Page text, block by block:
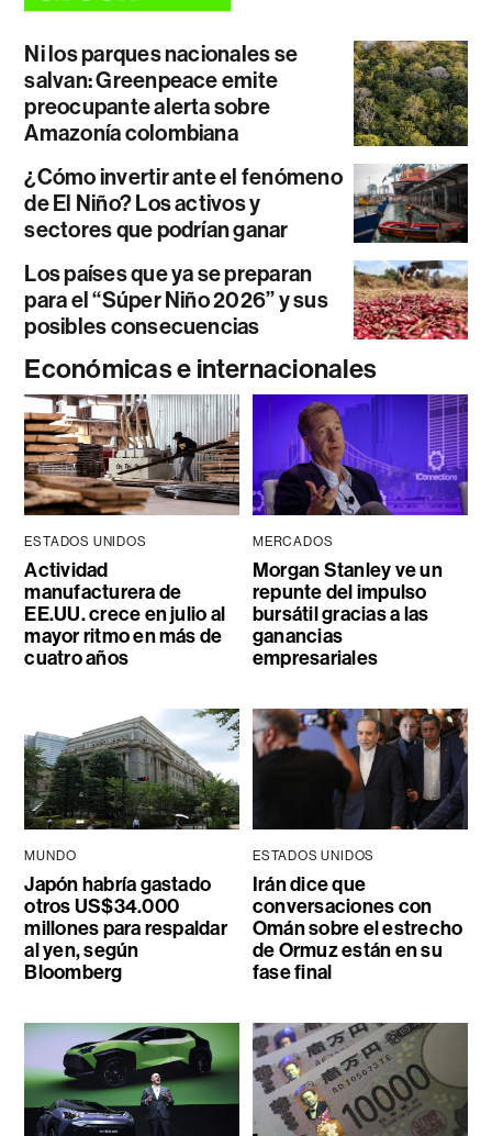
Ni los parques nacionales se
salvan: Greenpeace emite
preocupante alerta sobre
Amazonía colombiana
¿Cómo invertir ante el fenómeno
de El Niño? Los activos y
sectores que podrían ganar
Los países que ya se preparan
para el “Súper Niño 2026” y sus
posibles consecuencias
Económicas e internacionales
ESTADOS UNIDOS
Actividad
manufacturera de
EE.UU. crece en julio al
mayor ritmo en más de
cuatro años
MERCADOS
Morgan Stanley ve un
repunte del impulso
bursátil gracias a las
ganancias
empresariales
MUNDO
Japón habría gastado
otros US$34.000
millones para respaldar
al yen, según
Bloomberg
ESTADOS UNIDOS
Irán dice que
conversaciones con
Omán sobre el estrecho
de Ormuz están en su
fase final